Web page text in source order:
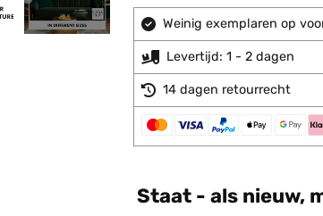
Weinig exemplaren op
Levertijd: 1 - 2 dagen
14 dagen retourrecht
Staat - als nieuw,